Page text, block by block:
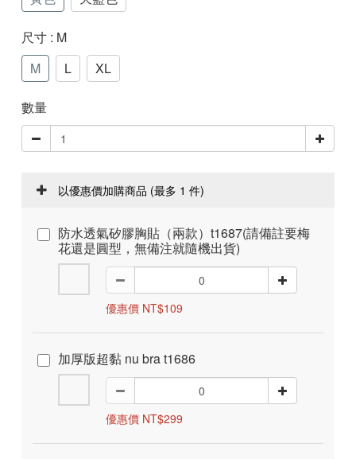
尺寸 : M
M
L XL
數量
以優惠價加購商品 (最多 1 件)
防水透氣矽膠胸貼（兩款）t1687(請備註要梅
花還是圓型，無備注就隨機出貨)
優惠價 NT$109
加厚版超黏 nu bra t1686
優惠價 NT$299